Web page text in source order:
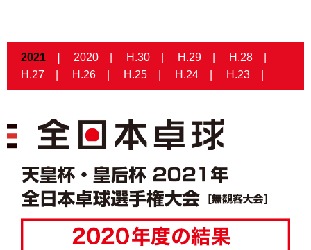
2021 2020 H.30 H.29
H.28
H.27
H.26 H.25 H.24 H.23